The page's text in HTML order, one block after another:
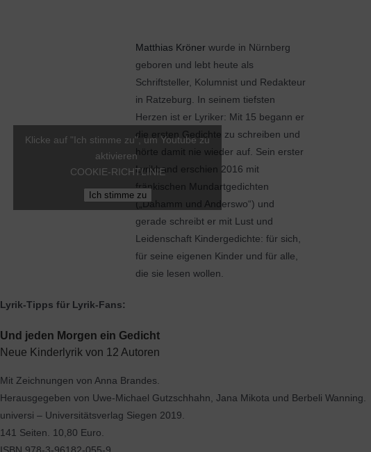
Matthias Krönerwurde in Nürnberg
geboren und lebt heute als
Schriftsteller, Kolumnist und Redakteur
in Ratzeburg. In seinem tiefsten
Herzen ist er Lyriker: Mit 15 begann er
die ersten Gedichte zu schreiben und
hörte damit nie wieder auf. Sein erster
Lyrikband erschien 2016 mit
fränkischen Mundartgedichten
(„Dahamm und Anderswo“) und
gerade schreibt er mit Lust und
Leidenschaft Kindergedichte: für sich,
für seine eigenen Kinder und für alle,
die sie lesen wollen.
Klicke auf "Ich stimme zu", um Youtube zu
aktivieren
COOKIE-RICHTLINIE
Ich stimme zu
Lyrik-Tipps für Lyrik-Fans:
Und jeden Morgen ein Gedicht
Neue Kinderlyrik von 12 Autoren
Mit Zeichnungen von Anna Brandes.
Herausgegeben von Uwe-Michael Gutzschhahn, Jana Mikota und Berbeli Wanning.
universi – Universitätsverlag Siegen 2019.
141 Seiten. 10,80 Euro.
ISBN 978-3-96182-055-9